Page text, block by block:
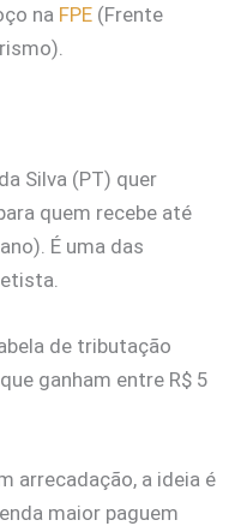
na FPE (Frente
Silva (PT) quer
quem recebe até
É uma das
de tributação
ganham entre R$ 5
arrecadação, a ideia é
maior paguem